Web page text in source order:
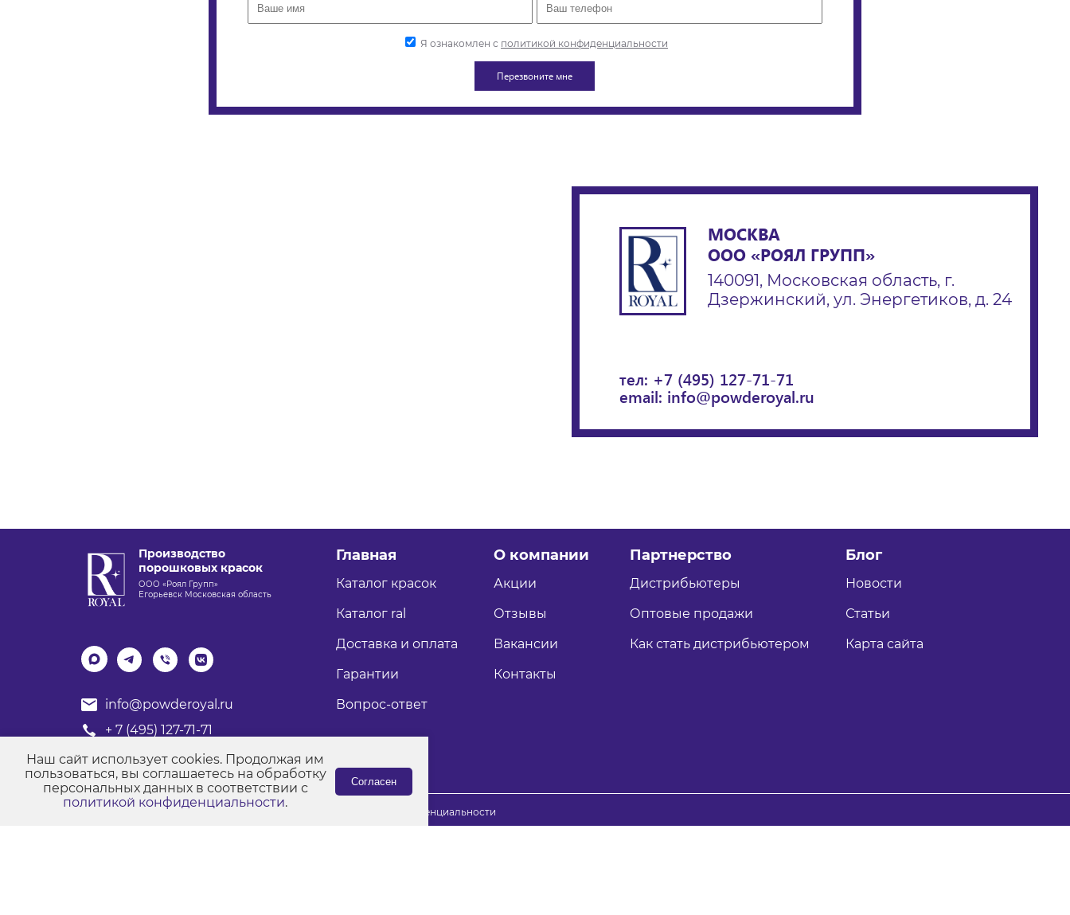
Я ознакомлен с политикой конфиденциальности
МОСКВА
ООО «РОЯЛ ГРУПП»
140091, Московская область, г.
Дзержинский, ул. Энергетиков, д. 24
тел: +7 (495) 127-71-71
email: info@powderoyal.ru
Производство
порошковых красок
ООО «Роял Групп»
Егорьевск Московская область
info@powderoyal.ru
+ 7 (495) 127-71-71
График работы: Пн-Пт
Время работы: с 8:00 до 17:00
Главная
Каталог красок
Каталог ral
Доставка и оплата
Гарантии
Вопрос-ответ
О компании
Акции
Отзывы
Вакансии
Контакты
Партнерство
Дистрибьютеры
Оптовые продажи
Как стать дистрибьютером
Блог
Новости
Статьи
Карта сайта
© Порошковые краски "Роял Групп" 2017-2026 Политика конфиденциальности
Наш сайт использует cookies. Продолжая им
пользоваться, вы соглашаетесь на обработку
персональных данных в соответствии с
политикой конфиденциальности.
Согласен